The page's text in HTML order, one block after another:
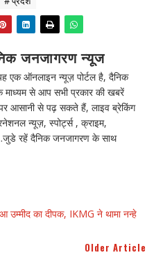
जनजागरण न्यूज
एक ऑनलाइन न्यूज़ पोर्टल है, दैनिक
माध्यम से आप सभी प्रकार की खबरें
आसानी से पढ़ सकते हैं, लाइव ब्रेकिंग
न्यूज़, स्पोर्ट्स , क्राइम,
रहें दैनिक जनजागरण के साथ
उम्मीद का दीपक, IKMG ने थामा नन्हे
Older Article